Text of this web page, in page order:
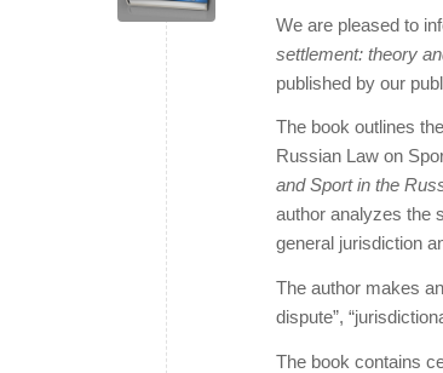
We are pleased to
settlement: theory
published by our
The book outlines
Russian Law on
and Sport in the
author analyzes the
general jurisdiction
The author makes
dispute”,
The book contains